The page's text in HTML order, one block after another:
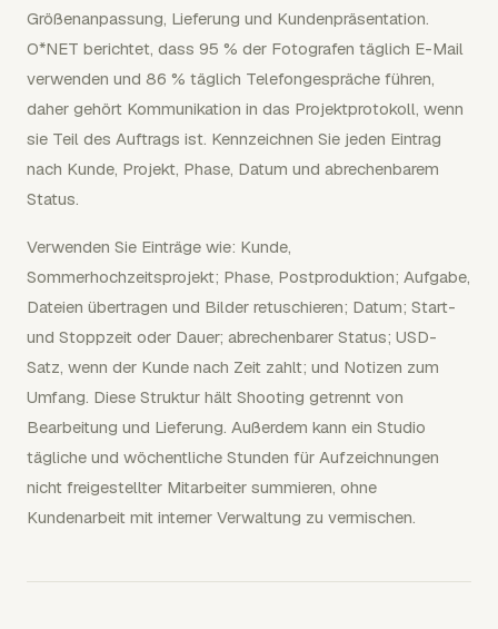
Größenanpassung, Lieferung und Kundenpräsentation.
O*NET berichtet, dass 95 % der Fotografen täglich E-Mail
verwenden und 86 % täglich Telefongespräche führen,
daher gehört Kommunikation in das Projektprotokoll, wenn
sie Teil des Auftrags ist. Kennzeichnen Sie jeden Eintrag
nach Kunde, Projekt, Phase, Datum und abrechenbarem
Status.
Verwenden Sie Einträge wie: Kunde,
Sommerhochzeitsprojekt; Phase, Postproduktion; Aufgabe,
Dateien übertragen und Bilder retuschieren; Datum; Start-
und Stoppzeit oder Dauer; abrechenbarer Status; USD-
Satz, wenn der Kunde nach Zeit zahlt; und Notizen zum
Umfang. Diese Struktur hält Shooting getrennt von
Bearbeitung und Lieferung. Außerdem kann ein Studio
tägliche und wöchentliche Stunden für Aufzeichnungen
nicht freigestellter Mitarbeiter summieren, ohne
Kundenarbeit mit interner Verwaltung zu vermischen.